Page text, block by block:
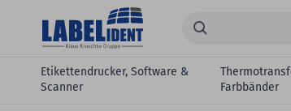
Zum Hauptinhalt springen
Suchen...
Etikettendrucker, Software &
Scanner
Farbbänder